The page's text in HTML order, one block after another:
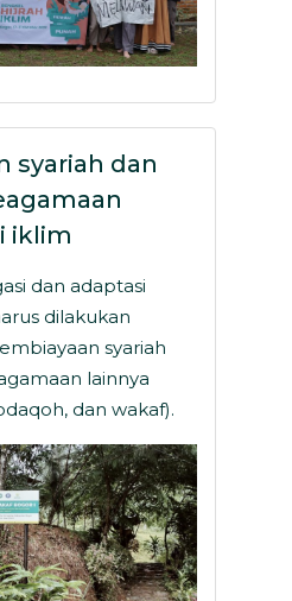
syariah dan
iklim
dan adaptasi
dilakukan
syariah
lainnya
dan wakaf).